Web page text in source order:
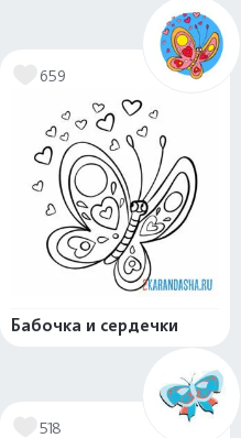
659
Бабочка и сердечки
518